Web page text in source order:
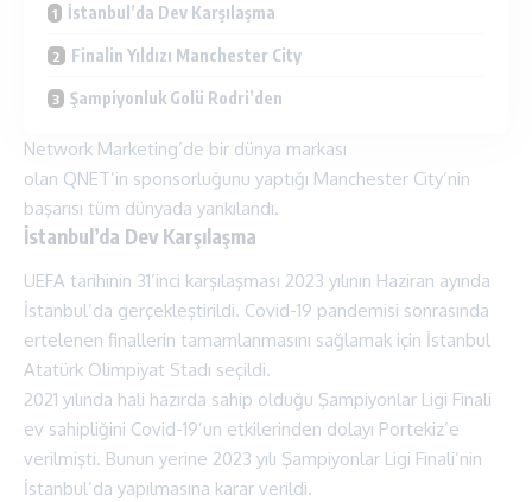
İstanbul’da Dev Karşılaşma
Finalin Yıldızı Manchester City
Şampiyonluk Golü Rodri’den
Network Marketing’de bir dünya markası
olan QNET’in sponsorluğunu yaptığı Manchester City’nin
başarısı tüm dünyada yankılandı.
İstanbul’da Dev Karşılaşma
UEFA tarihinin 31’inci karşılaşması 2023 yılının Haziran ayında
İstanbul’da gerçekleştirildi. Covid-19 pandemisi sonrasında
ertelenen finallerin tamamlanmasını sağlamak için İstanbul
Atatürk Olimpiyat Stadı seçildi.
2021 yılında hali hazırda sahip olduğu Şampiyonlar Ligi Finali
ev sahipliğini Covid-19’un etkilerinden dolayı Portekiz’e
verilmişti. Bunun yerine 2023 yılı Şampiyonlar Ligi Finali’nin
İstanbul’da yapılmasına karar verildi.